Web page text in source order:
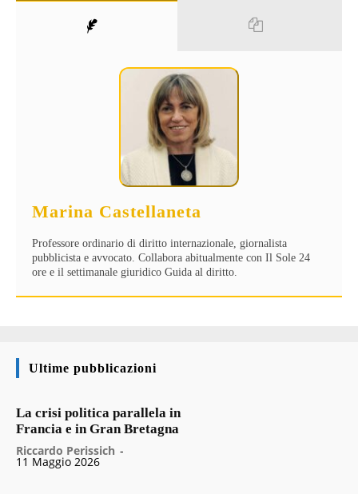
Marina Castellaneta
Professore ordinario di diritto internazionale, giornalista
pubblicista e avvocato. Collabora abitualmente con Il Sole 24
ore e il settimanale giuridico Guida al diritto.
Ultime pubblicazioni
La crisi politica parallela in
Francia e in Gran Bretagna
Riccardo Perissich -
11 Maggio 2026